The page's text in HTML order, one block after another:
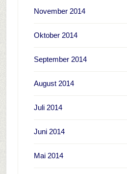
November 2014
Oktober 2014
September 2014
August 2014
Juli 2014
Juni 2014
Mai 2014